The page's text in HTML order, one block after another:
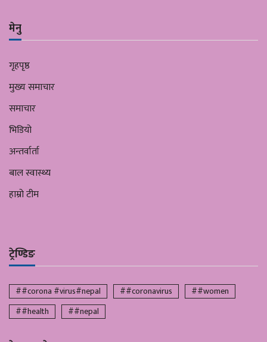
मेनु
गृहपृष्ठ
मुख्य समाचार
समाचार
भिडियो
अन्तर्वार्ता
बाल स्वास्थ्य
हाम्रो टीम
ट्रेण्डिङ
##corona #virus#nepal ##coronavirus
##women
##health
##nepal